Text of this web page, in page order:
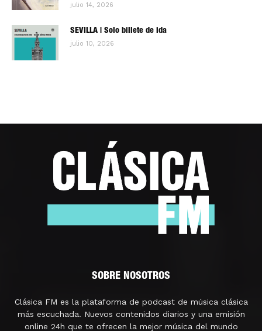
julio 14, 2026
SEVILLA | Solo billete de ida
julio 10, 2026
SOBRE NOSOTROS
Clásica FM es la plataforma de podcast de música clásica
más escuchada. Nuevos contenidos diarios y una emisión
online 24h que te ofrecen la mejor música del mundo